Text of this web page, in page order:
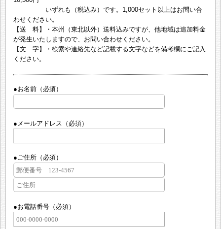
いずれも（税込み）です。1,000セット以上はお問い合
わせください。
【送 料】・本州（東北以外）送料込みですが、他地域は追加料金
が発生いたしますので、お問い合わせください。
【文 字】・検索や連絡先など記載する文字などを備考欄にご記入
ください。
●お名前（必須）
●メールアドレス（必須）
●ご住所（必須）
●お電話番号（必須）